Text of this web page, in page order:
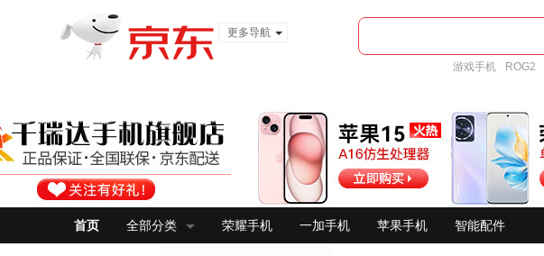
更多导航
游戏手机 ROG2
首页 全部分类 荣耀手机 一加手机 苹果手机 智能配件